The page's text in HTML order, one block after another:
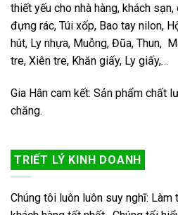
thiết yếu cho nhà hàng, khách
đựng rác, Túi xốp, Bao tay nilon,
hút, Ly nhựa, Muỗng, Đũa, Thun,
tre, Xiên tre, Khăn giấy, Ly giấy,…
Gia Hân cam kết: Sản phẩm chất
chăng.
TRIẾT LÝ KINH DOANH
Chúng tôi luôn luôn suy nghĩ: Làm